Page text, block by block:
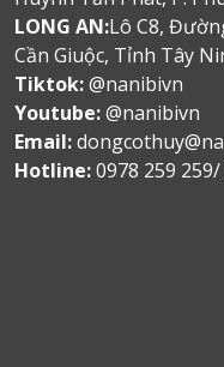
LONG AN:Lô C8,
Cần Giuộc, Tỉnh Tây
Tiktok:@nanibivn
Youtube:@nanibivn
Email:
Hotline:0978 259